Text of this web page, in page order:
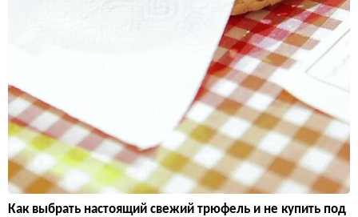
Как выбрать настоящий свежий трюфель и не купить под